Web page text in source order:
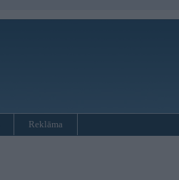
Reklāma